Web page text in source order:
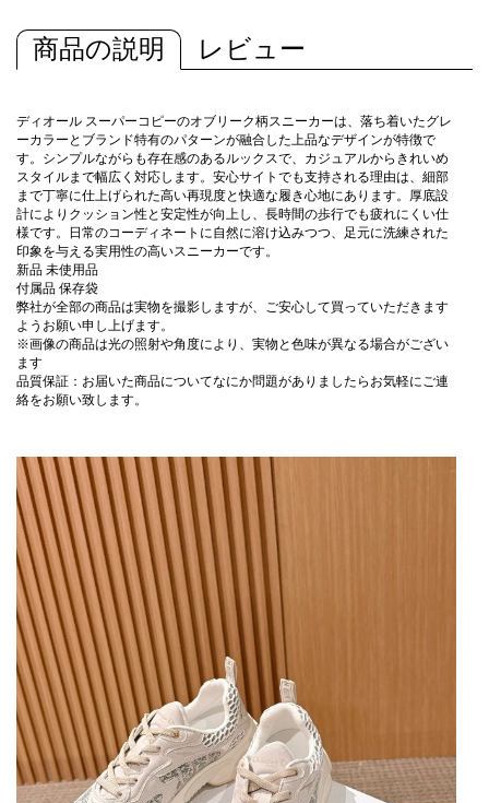
商品の説明 レビュー
ディオール スーパーコピーのオブリーク柄スニーカーは、落ち着いたグレ
ーカラーとブランド特有のパターンが融合した上品なデザインが特徴で
す。シンプルながらも存在感のあるルックスで、カジュアルからきれいめ
スタイルまで幅広く対応します。安心サイトでも支持される理由は、細部
まで丁寧に仕上げられた高い再現度と快適な履き心地にあります。厚底設
計によりクッション性と安定性が向上し、長時間の歩行でも疲れにくい仕
様です。日常のコーディネートに自然に溶け込みつつ、足元に洗練された
印象を与える実用性の高いスニーカーです。
新品 未使用品
付属品 保存袋
弊社が全部の商品は実物を撮影しますが、ご安心して買っていただきます
ようお願い申し上げます。
※画像の商品は光の照射や角度により、実物と色味が異なる場合がござい
ます
品質保証：お届いた商品についてなにか問題がありましたらお気軽にご連
絡をお願い致します。